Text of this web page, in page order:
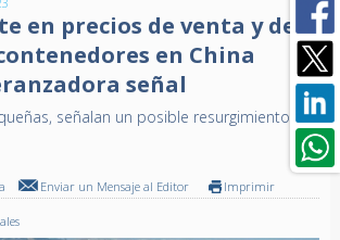
en precios de venta y de
en China
señal
señalan un posible resurgimiento
Enviar un Mensaje al Editor Imprimir